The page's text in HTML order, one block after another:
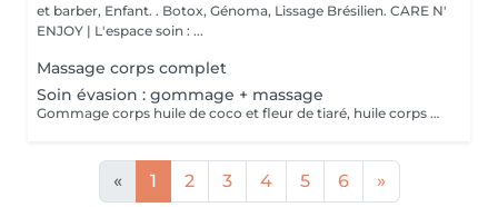
et barber, Enfant. . Botox, Génoma, Lissage Brésilien. CARE N'
ENJOY | L'espace soin : ...
Massage corps complet
Soin évasion : gommage + massage
Gommage corps huile de coco et fleur de tiaré, huile corps de modelage et le lait corps sublimateur. Fragrances suaves et paradisiaque.
« 1 2 3 4 5 6 »